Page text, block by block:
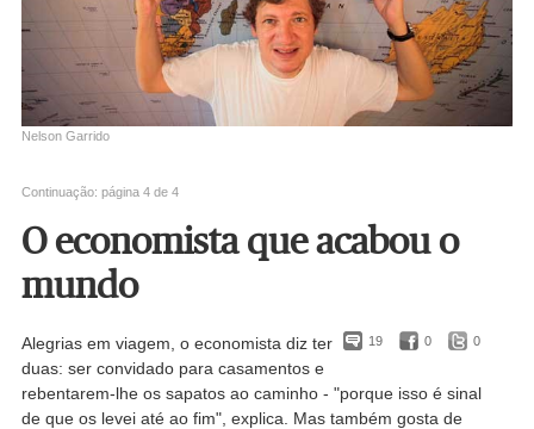
Nelson Garrido
Continuação: página 4 de 4
O economista que acabou o
mundo
19 0 0
Alegrias em viagem, o economista diz ter
duas: ser convidado para casamentos e
rebentarem-lhe os sapatos ao caminho - "porque isso é sinal
de que os levei até ao fim", explica. Mas também gosta de